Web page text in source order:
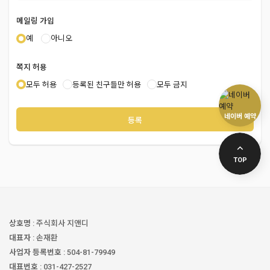
5. 개인정보의 보유 및 이용기간
이용자 개인정보는 원칙적으로 개인정보의 수집 및 이용목적이 달성된
후에는 해당 정보를 지체 없이 파기합니다. 단, 다음의 정보에 대해서는
가. 회사 내부 방침에 의한 정보보유 사유
부정이용기록
보존 이유 : 부정 이용 방지
나. 관련법령에 의한 정보보유 사유
상법, 전자상거래 등에서의 소비자보호에 관한 법률 등 관계법령의
규정에 의하여 보존할 필요가 있는 경우 회사는 관계법령에서 정한
일정한 기간 동안 회원정보를 보관합니다. 이 경우 회사는 보관하는
정보를 그 보관의 목적으로만 이용하며 보존기간은 아래와 같습니다.
본인확인에 관한 기록
보존 이유 : 정보통신망 이용촉진 및 정보보호 등에 관한 법률
방문에 관한 기록
보존 이유 : 통신비밀보호법
제4조 (거래내용의 확인)
① 회사는 ‘무극안경’의 ’구매내역’ 조회 화면을 통하여 이용자의
요청을 받은 날로부터 2주 이내에 모사전송, 우편 또는 직접 교부의
방법으로 거래내용에 관한 서면을 교부합니다.
② 제1항의 대상이 되는 거래내용 중 대상기간이 5년인 것은 다음
거래의 종류 및 금액
거래일자
③ 제1항의 대상이 되는 거래내용 중 대상기간이 1년인 것은 다음
④ 이용자가 제1항에서 정한 서면교부를 요청하고자 할 경우 다음의
주소 및 전화번호로 요청할 수 있습니다.
이메일 주소: moogukofficial@naver.com
전화번호: 031-427-2527
메일링 가입
예
아니오
쪽지 허용
모두 허용
등록된 친구들만 허용 모두 금지
네이버 예약
TOP
상호명 : 주식회사 지앤디
대표자 : 손재환
사업자 등록번호 : 504-81-79949
대표번호 : 031-427-2527